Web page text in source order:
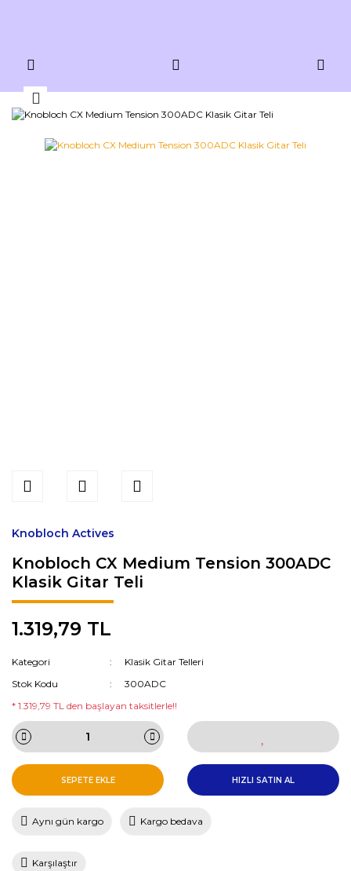
Knobloch Actives
Knobloch CX Medium Tension 300ADC
Klasik Gitar Teli
1.319,79 TL
Kategori
Klasik Gitar Telleri
Stok Kodu
300ADC
* 1.319,79 TL den başlayan taksitlerle!!
SEPETE EKLE HIZLI SATIN AL
Aynı gün kargo Kargo bedava
Karşılaştır